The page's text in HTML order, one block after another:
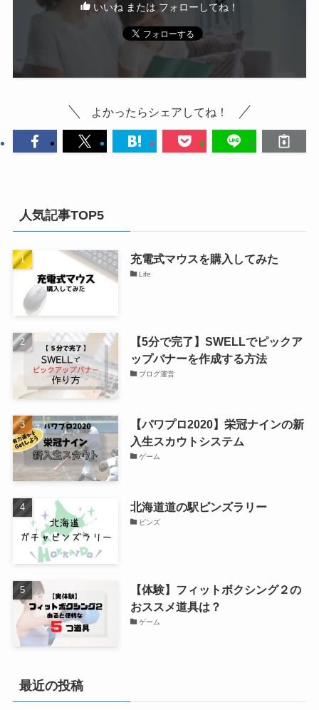
いいね または フォローしてね！
よかったらシェアしてね！
人気記事TOP5
充電式マウスを購入してみた
Life
【5分で完了】SWELLでピックア
ップバナーを作成する方法
ブログ運営
【パワプロ2020】栄冠ナインの新
入生スカウトシステム
ゲーム
北海道道の駅ピンズラリー
ピンズ
【体験】フィットボクシング２の
おススメ道具は？
ゲーム
最近の投稿